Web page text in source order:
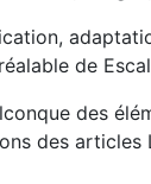
de
des
des